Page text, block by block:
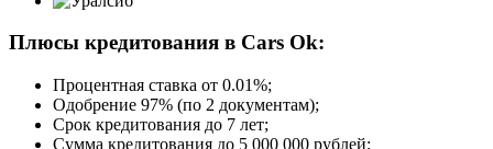
Плюсы кредитования в Cars Ok:
Процентная ставка от 0.01%;
Одобрение 97% (по 2 документам);
Срок кредитования до 7 лет;
Сумма кредитования до 5 000 000 рублей;